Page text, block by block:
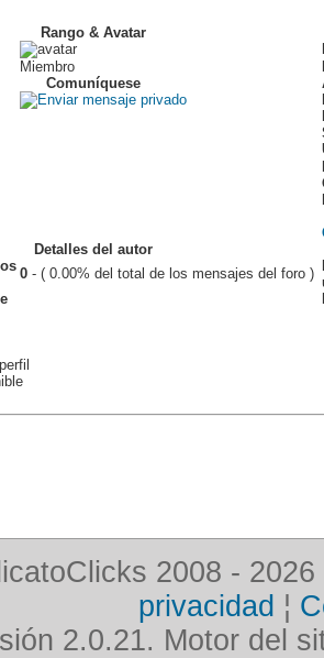
Rango & Avatar
Miembro
Comuníquese
Detalles del autor
0 - ( 0.00% del total de los mensajes del foro )
2008 - 2026
privacidad ¦
2.0.21. Motor del